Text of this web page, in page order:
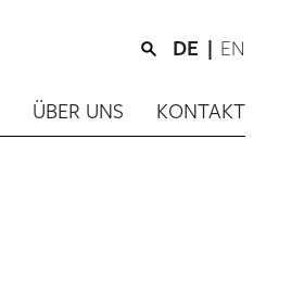
DE EN
ÜBER UNS KONTAKT